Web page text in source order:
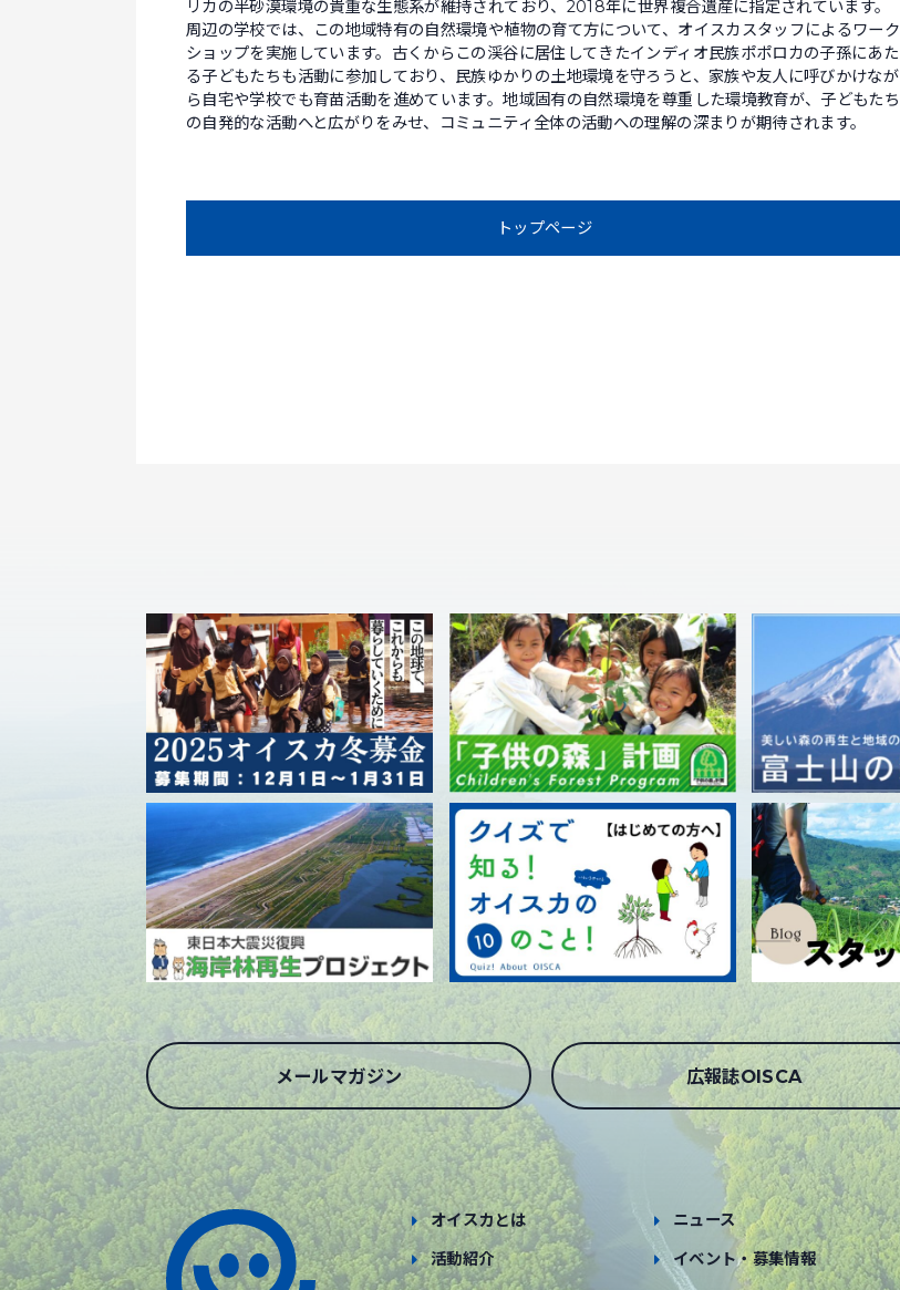
リカの半砂漠環境の貴重な生態系が維持されており、2018年に世界複合遺産に指定されています。
周辺の学校では、この地域特有の自然環境や植物の育て方について、オイスカスタッフによるワーク
ショップを実施しています。古くからこの渓谷に居住してきたインディオ民族ポポロカの子孫にあた
る子どもたちも活動に参加しており、民族ゆかりの土地環境を守ろうと、家族や友人に呼びかけなが
ら自宅や学校でも育苗活動を進めています。地域固有の自然環境を尊重した環境教育が、子どもたち
の自発的な活動へと広がりをみせ、コミュニティ全体の活動への理解の深まりが期待されます。
トップページ
メールマガジン 広報誌OISCA
オイスカとは
活動紹介
ニュース
イベント・募集情報